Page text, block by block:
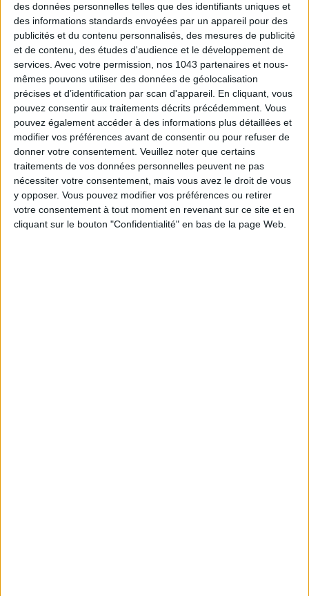
des données personnelles telles que des identifiants uniques et
des informations standards envoyées par un appareil pour des
publicités et du contenu personnalisés, des mesures de publicité
et de contenu, des études d'audience et le développement de
services. Avec votre permission, nos 1043 partenaires et nous-
mêmes pouvons utiliser des données de géolocalisation
précises et d’identification par scan d'appareil. En cliquant, vous
pouvez consentir aux traitements décrits précédemment. Vous
pouvez également accéder à des informations plus détaillées et
modifier vos préférences avant de consentir ou pour refuser de
donner votre consentement. Veuillez noter que certains
traitements de vos données personnelles peuvent ne pas
nécessiter votre consentement, mais vous avez le droit de vous
y opposer. Vous pouvez modifier vos préférences ou retirer
votre consentement à tout moment en revenant sur ce site et en
cliquant sur le bouton "Confidentialité" en bas de la page Web.
SPF 50 SUNSCREENS YOU'LL ACTUALLY WANT TO SLATHER ON
THE BEST HOTELS FOR A SPA AND GASTRONOMY WEEKEND